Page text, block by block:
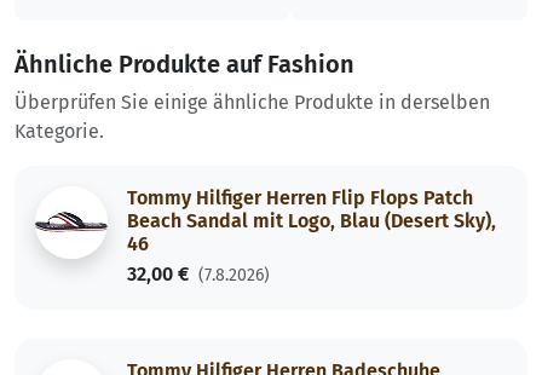
Ähnliche Produkte auf Fashion
Überprüfen Sie einige ähnliche Produkte in derselben
Kategorie.
Tommy Hilfiger Herren Flip Flops Patch
Beach Sandal mit Logo, Blau (Desert Sky),
46
32,00 € (7.8.2026)